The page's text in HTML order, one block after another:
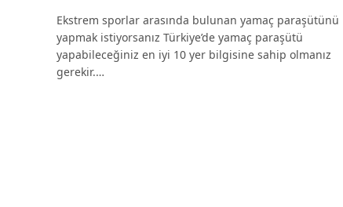
Ekstrem sporlar arasında bulunan yamaç paraşütünü
yapmak istiyorsanız Türkiye’de yamaç paraşütü
yapabileceğiniz en iyi 10 yer bilgisine sahip olmanız
gerekir.…